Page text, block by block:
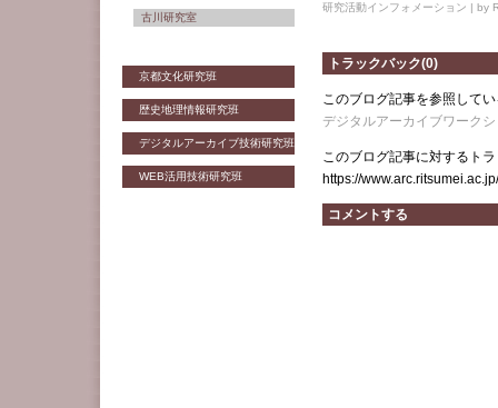
古川研究室
京都文化研究班
歴史地理情報研究班
デジタルアーカイブ技術研究班
WEB活用技術研究班
研究活動インフォメーション | by
トラックバック(0)
このブログ記事を参照して
デジタルアーカイブワーク
このブログ記事に対するト
https://
コメントする